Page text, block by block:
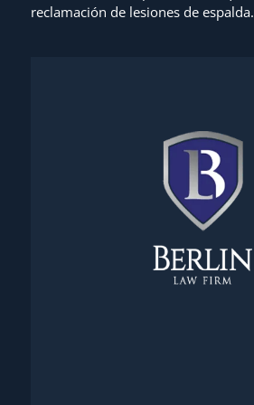
reclamación de lesiones de espalda.